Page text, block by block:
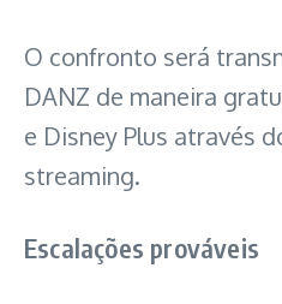
O confronto será
DANZ de maneira
e Disney Plus através
streaming.
Escalações prováveis